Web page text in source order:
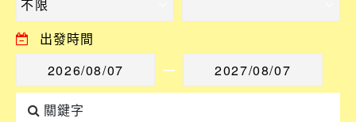
出發時間
關鍵字